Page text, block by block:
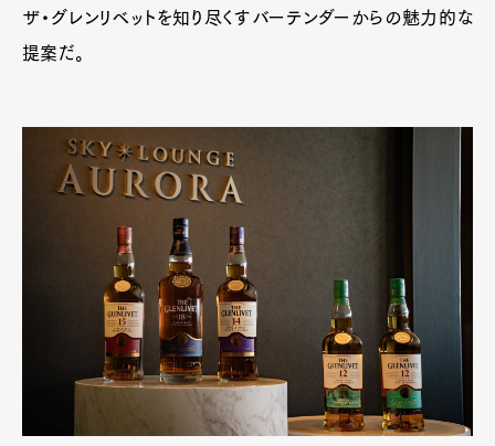
ザ・グレンリベットを知り尽くすバーテンダーからの魅力的な
提案だ。